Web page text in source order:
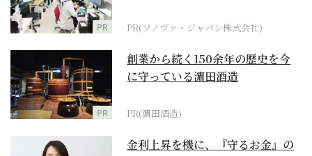
PR PR(ソノヴァ・ジャパン株式会社)
PR
創業から続く150余年の歴史を今
に守っている濵田酒造
PR(濵田酒造)
金利上昇を機に、『守るお金』の